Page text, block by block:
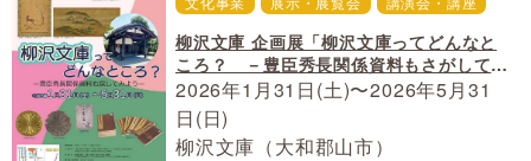
柳沢文庫 企画展「柳沢文庫ってどんなと
ころ？ －豊臣秀長関係資料もさがしてみ
よう－」（〜5/31）
2026年1月31日(土)〜2026年5月31
日(日)
柳沢文庫（大和郡山市）